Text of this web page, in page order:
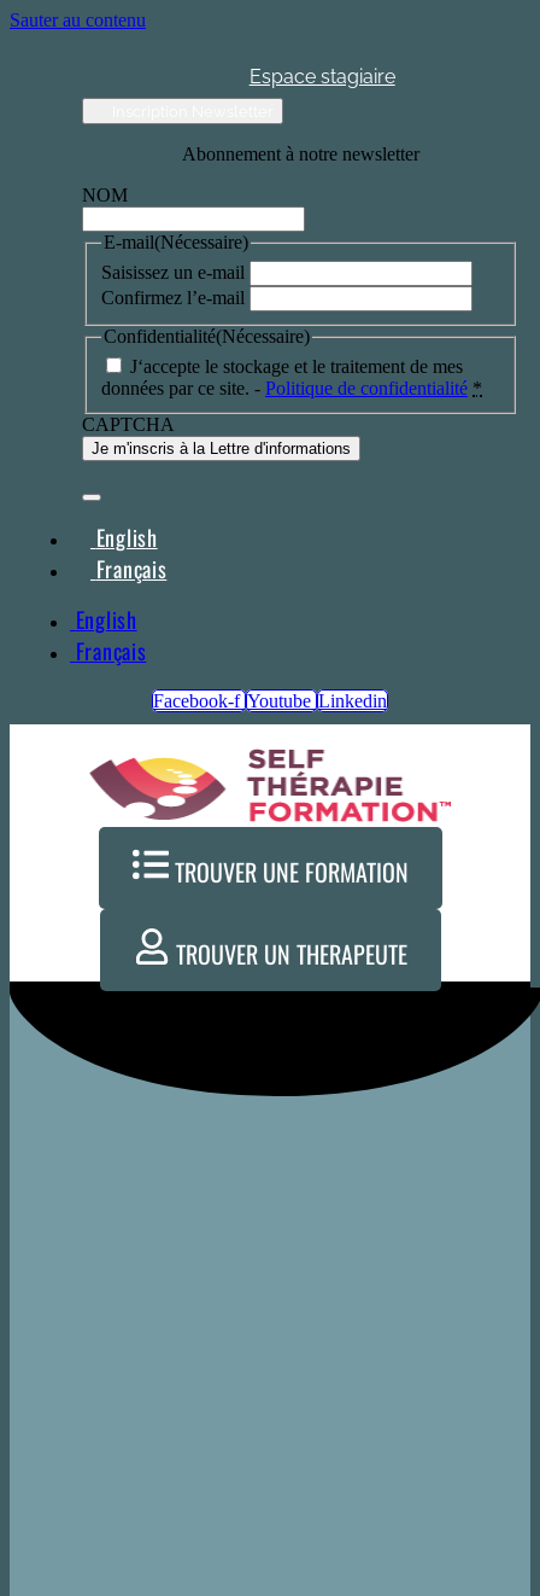
Sauter au contenu
Espace stagiaire
Abonnement à notre newsletter
NOM
E-mail(Nécessaire)
Saisissez un e-mail
Confirmez l’e-mail
Confidentialité(Nécessaire)
J‘accepte le stockage et le traitement de mes
données par ce site. - Politique de confidentialité *
CAPTCHA
English
Français
English
Français
Facebook-f Youtube Linkedin
TROUVER UNE FORMATION
TROUVER UN THERAPEUTE